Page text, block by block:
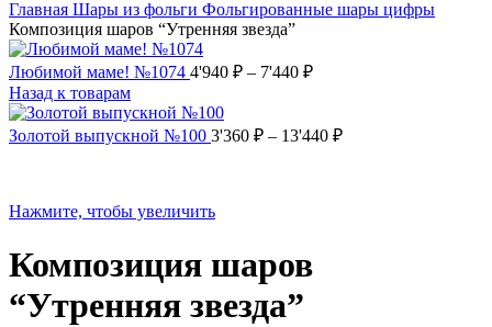
Главная Шары из фольги Фольгированные шары цифры
Композиция шаров “Утренняя звезда”
Любимой маме! №1074 4'940 ₽ – 7'440 ₽
Назад к товарам
Золотой выпускной №100 3'360 ₽ – 13'440 ₽
Нажмите, чтобы увеличить
Композиция шаров
“Утренняя звезда”